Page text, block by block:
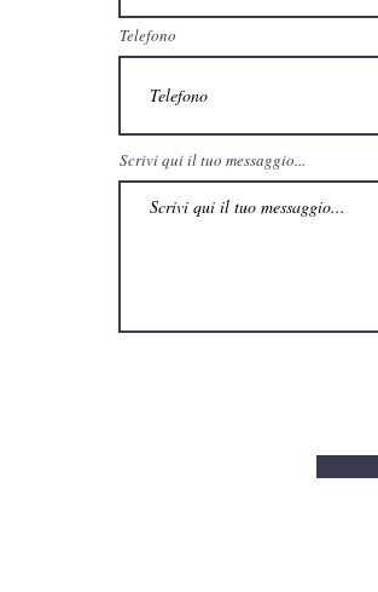
Telefono
Scrivi qui il tuo messaggio...